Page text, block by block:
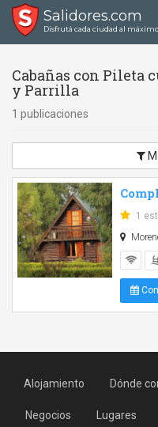
Salidores.com
Disfrutá cada ciudad al máximo
Cabañas con Pileta
y Parrilla
1 publicaciones
1
Alojamiento Dónde
Negocios Lugares